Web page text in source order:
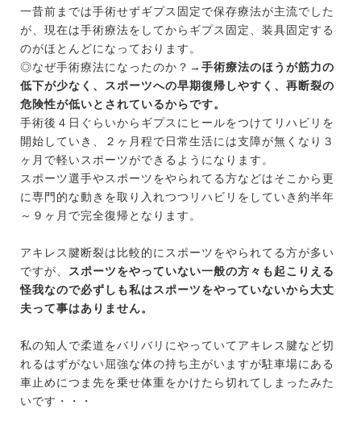
一昔前までは手術せずギプス固定で保存療法が主流でした
が、現在は手術療法をしてからギプス固定、装具固定する
のがほとんどになっております。
◎なぜ手術療法になったのか？→ 手術療法のほうが筋力の
低下が少なく、スポーツへの早期復帰しやすく、再断裂の
危険性が低いとされているからです。
手術後４日ぐらいからギプスにヒールをつけてリハビリを
開始していき、２ヶ月程で日常生活には支障が無くなり３
ヶ月で軽いスポーツができるようになります。
スポーツ選手やスポーツをやられてる方などはそこから更
に専門的な動きを取り入れつつリハビリをしていき約半年
～９ヶ月で完全復帰となります。
アキレス腱断裂は比較的にスポーツをやられてる方が多い
ですが、
スポーツをやっていない一般の方々も起こりえる
怪我なので必ずしも私はスポーツをやっていないから大丈
夫って事はありません。
私の知人で柔道をバリバリにやっていてアキレス腱など切
れるはずがない屈強な体の持ち主がいますが駐車場にある
車止めにつま先を乗せ体重をかけたら切れてしまったみた
いです・・・